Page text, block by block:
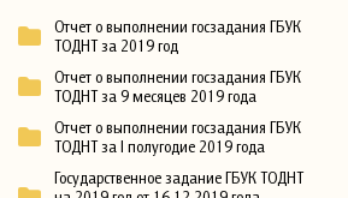
Отчет о выполнении госзадания ГБУК
ТОДНТ за 2019 год
Отчет о выполнении госзадания ГБУК
ТОДНТ за 9 месяцев 2019 года
Отчет о выполнении госзадания ГБУК
ТОДНТ за I полугодие 2019 года
Государственное задание ГБУК ТОДНТ